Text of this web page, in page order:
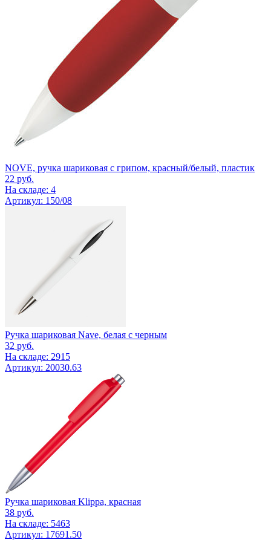
NOVE, ручка шариковая с грипом, красный/белый, пластик
22 руб.
На складе: 4
Артикул: 150/08
Ручка шариковая Nave, белая с черным
32 руб.
На складе: 2915
Артикул: 20030.63
Ручка шариковая Klippa, красная
38 руб.
На складе: 5463
Артикул: 17691.50